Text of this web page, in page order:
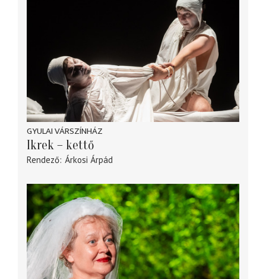
GYULAI VÁRSZÍNHÁZ
Ikrek – kettő
Rendező Árkosi Árpád